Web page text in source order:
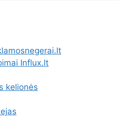
Influx.lt
kelionės